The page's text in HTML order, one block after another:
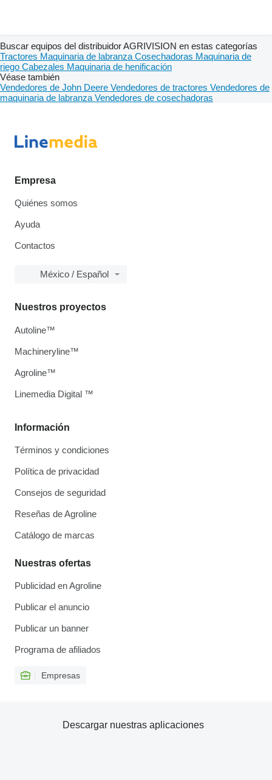
Buscar equipos del distribuidor AGRIVISION en estas categorías
Tractores Maquinaria de labranza Cosechadoras Maquinaria de
riego Cabezales Maquinaria de henificación
Véase también
Vendedores de John Deere Vendedores de tractores Vendedores de
maquinaria de labranza Vendedores de cosechadoras
Empresa
Quiénes somos
Ayuda
Contactos
México / Español
Información
Términos y condiciones
Política de privacidad
Consejos de seguridad
Reseñas de Agroline
Catálogo de marcas
Nuestras ofertas
Publicidad en Agroline
Publicar el anuncio
Publicar un banner
Programa de afiliados
Empresas
Nuestros proyectos
Autoline™
Machineryline™
Agroline™
Linemedia Digital ™
Descargar nuestras aplicaciones